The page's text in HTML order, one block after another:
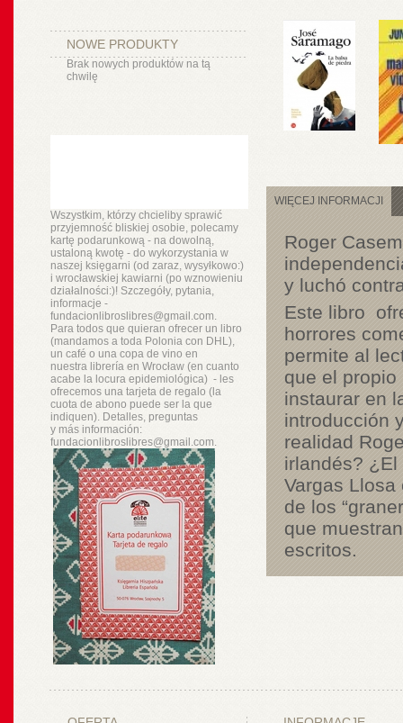
NOWE PRODUKTY
Brak nowych produktów na tą
chwilę
Wszystkim, którzy chcieliby sprawić
przyjemność bliskiej osobie, polecamy
kartę podarunkową - na dowolną,
ustaloną kwotę - do wykorzystania w
naszej księgarni (od zaraz, wysyłkowo:)
i wrocławskiej kawiarni (po wznowieniu
działalności:)! Szczegóły, pytania,
informacje -
fundacionlibroslibres@gmail.com.
Para todos que quieran ofrecer un libro
(mandamos a toda Polonia con DHL),
un café o una copa de vino en
nuestra libreríaen Wrocław (en cuanto
acabe la locura epidemiológica) - les
ofrecemos una tarjeta de regalo (la
cuota de abono puede ser la que
indiquen). Detalles, preguntas
y másinformación:
fundacionlibroslibres@gmail.com.
WIĘCEJ INFORMACJI
Roger
y luchó
Este libro
horrores
permite al
que el
instaurar en
introducción
realidad
irlandés?
Vargas
de los
que
escritos.